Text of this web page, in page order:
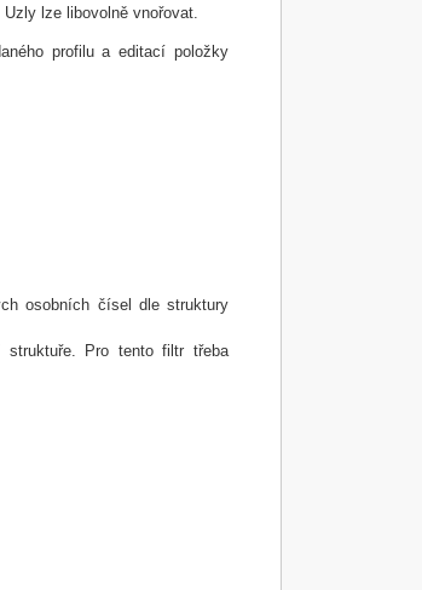
lze libovolně vnořovat.
profilu a editací položky
osobních čísel dle struktury
Pro tento filtr třeba